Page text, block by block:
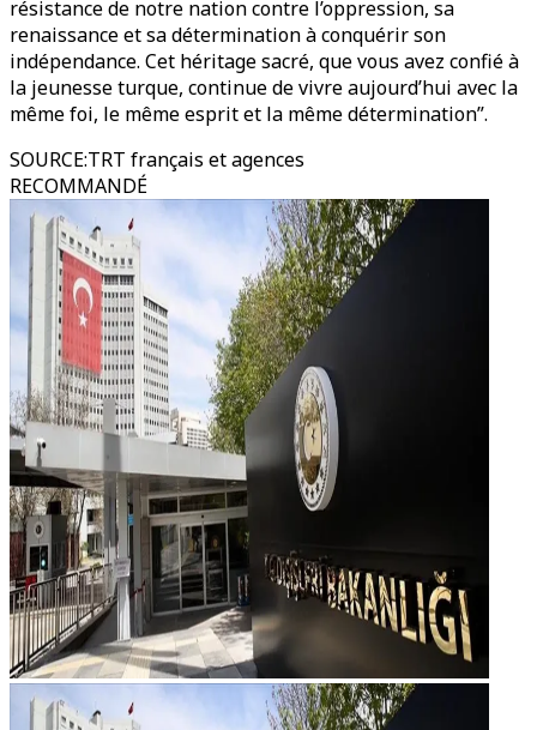
résistance de notre nation contre l’oppression, sa
renaissance et sa détermination à conquérir son
indépendance. Cet héritage sacré, que vous avez confié à
la jeunesse turque, continue de vivre aujourd’hui avec la
même foi, le même esprit et la même détermination”.
SOURCE:TRT français et agences
RECOMMANDÉ